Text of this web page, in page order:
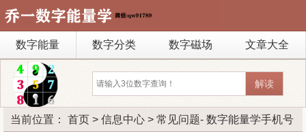
数字能量 数字分类 数字磁场 文章大全
当前位置： 首页 > 信息中心 > 常见问题- 数字能量学手机号